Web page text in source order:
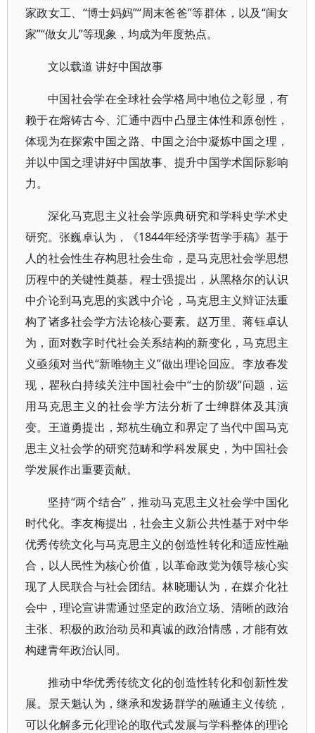
家政女工、“博士妈妈”“周末爸爸”等群体，以及“闺女
家”“做女儿”等现象，均成为年度热点。
文以载道 讲好中国故事
中国社会学在全球社会学格局中地位之彰显，有
赖于在熔铸古今、汇通中西中凸显主体性和原创性，
体现为在探索中国之路、中国之治中凝炼中国之理，
并以中国之理讲好中国故事、提升中国学术国际影响
力。
深化马克思主义社会学原典研究和学科史学术史
研究。张巍卓认为，《1844年经济学哲学手稿》基于
人的社会性生存构思社会生命，是马克思社会学思想
历程中的关键性奠基。程士强提出，从黑格尔的认识
中介论到马克思的实践中介论，马克思主义辩证法重
构了诸多社会学方法论核心要素。赵万里、蒋钰卓认
为，面对数字时代社会关系结构的新变化，马克思主
义亟须对当代“新唯物主义”做出理论回应。李放春发
现，瞿秋白持续关注中国社会中“士的阶级”问题，运
用马克思主义的社会学方法分析了士绅群体及其演
变。王道勇提出，郑杭生确立和界定了当代中国马克
思主义社会学的研究范畴和学科发展史，为中国社会
学发展作出重要贡献。
坚持“两个结合”，推动马克思主义社会学中国化
时代化。李友梅提出，社会主义新公共性基于对中华
优秀传统文化与马克思主义的创造性转化和适应性融
合，以人民性为核心价值，以革命政党为领导核心实
现了人民联合与社会团结。林晓珊认为，在媒介化社
会中，理论宣讲需通过坚定的政治立场、清晰的政治
主张、积极的政治动员和真诚的政治情感，才能有效
构建青年政治认同。
推动中华优秀传统文化的创造性转化和创新性发
展。景天魁认为，继承和发扬群学的融通主义传统，
可以化解多元化理论的取代式发展与学科整体的理论